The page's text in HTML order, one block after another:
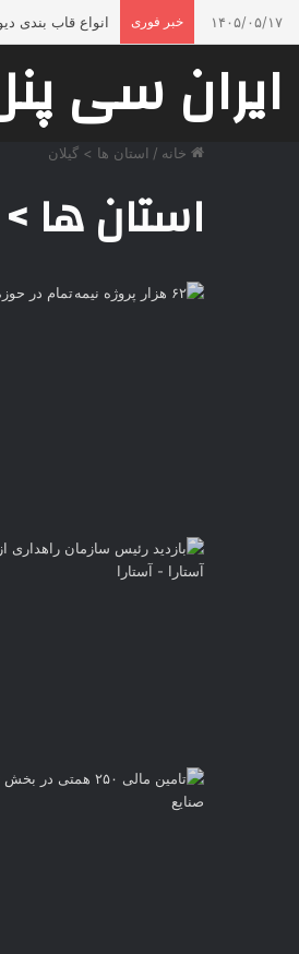
۱۴۰۵/۰۵/۱۷ خبر فوری انواع قاب بندی
ایران سی
خانه / استان ها > گیلان
استان ها